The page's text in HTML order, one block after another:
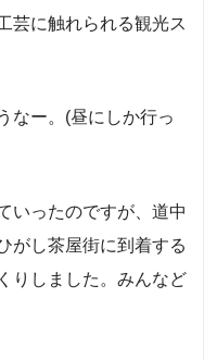
芸に触れられる観光ス
なー。(昼にしか行っ
いったのですが、道中
がし茶屋街に到着する
りしました。みんなど